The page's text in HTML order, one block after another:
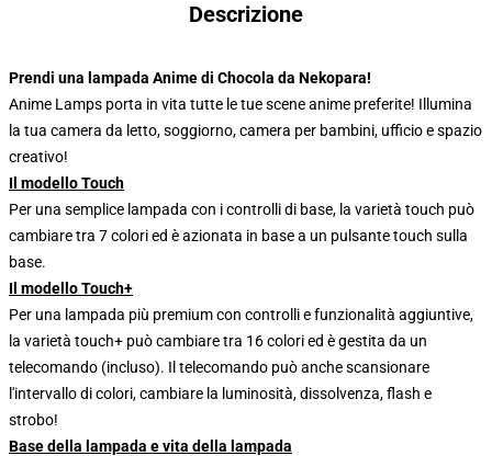
Descrizione
Prendi una lampada Anime di Chocola da Nekopara!
Anime Lamps porta in vita tutte le tue scene anime preferite! Illumina
la tua camera da letto, soggiorno, camera per bambini, ufficio e spazio
creativo!
Il modello Touch
Per una semplice lampada con i controlli di base, la varietà touch può
cambiare tra 7 colori ed è azionata in base a un pulsante touch sulla
base.
Il modello Touch+
Per una lampada più premium con controlli e funzionalità aggiuntive,
la varietà touch+ può cambiare tra 16 colori ed è gestita da un
telecomando (incluso). Il telecomando può anche scansionare
l'intervallo di colori, cambiare la luminosità, dissolvenza, flash e
strobo!
Base della lampada e vita della lampada